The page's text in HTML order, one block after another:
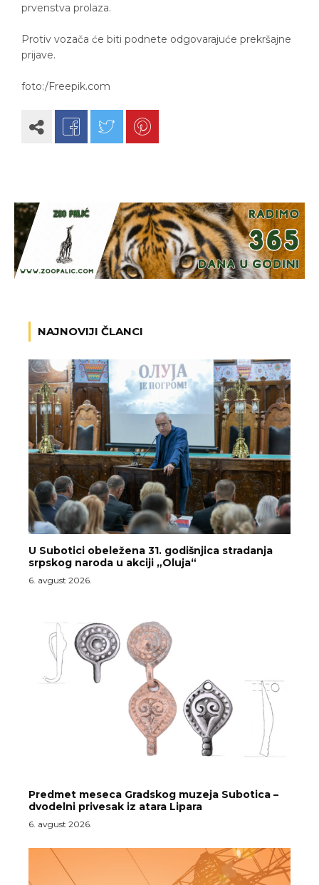
prvenstva prolaza.
Protiv vozača će biti podnete odgovarajuće prekršajne
prijave.
foto:/Freepik.com
NAJNOVIJI ČLANCI
U Subotici obeležena 31. godišnjica stradanja
srpskog naroda u akciji „Oluja“
6. avgust 2026.
Predmet meseca Gradskog muzeja Subotica –
dvodelni privesak iz atara Lipara
6. avgust 2026.